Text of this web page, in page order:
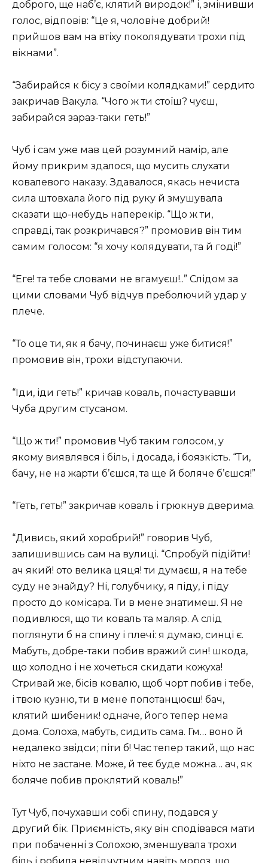
доброго, ще наб’є, клятий виродок!” і, змінивши
голос, відповів: “Це я, чоловіче добрий!
прийшов вам на втіху поколядувати трохи під
вікнами”.
“Забирайся к бісу з своїми колядками!” сердито
закричав Вакула. “Чого ж ти стоїш? чуєш,
забирайся зараз-таки геть!”
Чуб і сам уже мав цей розумний намір, але
йому прикрим здалося, що мусить слухати
ковалевого наказу. Здавалося, якась нечиста
сила штовхала його під руку й змушувала
сказати що-небудь наперекір. “Що ж ти,
справді, так розкричався?” промовив він тим
самим голосом: “я хочу колядувати, та й годі!”
“Еге! та тебе словами не вгамуєш!..” Слідом за
цими словами Чуб відчув преболючий удар у
плече.
“То оце ти, як я бачу, починаєш уже битися!”
промовив він, трохи відступаючи.
“Іди, іди геть!” кричав коваль, почастувавши
Чуба другим стусаном.
“Що ж ти!” промовив Чуб таким голосом, у
якому виявлявся і біль, і досада, і боязкість. “Ти,
бачу, не на жарти б’єшся, та ще й боляче б’єшся!”
“Геть, геть!” закричав коваль і грюкнув дверима.
“Дивись, який хоробрий!” говорив Чуб,
залишившись сам на вулиці. “Спробуй підійти!
ач який! ото велика цяця! ти думаєш, я на тебе
суду не знайду? Ні, голубчику, я піду, і піду
просто до комісара. Ти в мене знатимеш. Я не
подивлюся, що ти коваль та маляр. А слід
поглянути б на спину і плечі: я думаю, синці є.
Мабуть, добре-таки побив вражий син! шкода,
що холодно і не хочеться скидати кожуха!
Стривай же, бісів ковалю, щоб чорт побив і тебе,
і твою кузню, ти в мене попотанцюєш! бач,
клятий шибеник! одначе, його тепер нема
дома. Солоха, мабуть, сидить сама. Гм… воно й
недалеко звідси; піти б! Час тепер такий, що нас
ніхто не застане. Може, й теє буде можна… ач, як
боляче побив проклятий коваль!”
Тут Чуб, почухавши собі спину, подався у
другий бік. Приємність, яку він сподівався мати
при побаченні з Солохою, зменшувала трохи